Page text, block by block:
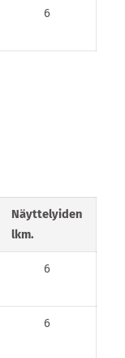
6
Näyttelyiden
lkm.
6
6